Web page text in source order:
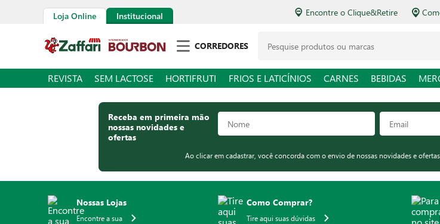
Loja Online Institucional Encontre o Clique&Retire
CORREDORES
REVISTA SEM LACTOSE HORTIFRUTI FRIOS E LATICÍNIOS CARNES BEBIDAS
Receba em primeira mão
nossas novidades e
ofertas
Ao clicar em cadastrar, você concorda com o envio de nossas novidades e
Nossas Lojas
Encontre a sua
Como Comprar?
Tire aqui suas dúvidas